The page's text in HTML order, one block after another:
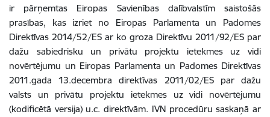
ir pārņemtas Eiropas Savienības dalībvalstīm saistošās
prasības, kas izriet no Eiropas Parlamenta un Padomes
Direktīvas 2014/52/ES ar ko groza Direktīvu 2011/92/ES par
dažu sabiedrisku un privātu projektu ietekmes uz vidi
novērtējumu un Eiropas Parlamenta un Padomes Direktīvas
2011.gada 13.decembra direktīvas 2011/02/ES par dažu
valsts un privātu projektu ietekmes uz vidi novērtējumu
(kodificētā versija) u.c. direktīvām. IVN procedūru saskaņā ar